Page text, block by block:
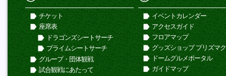
チケット
座席表
ドラゴンズシートサーチ
プライムシートサーチ
グループ・団体観戦
試合観戦にあたって
イベントカレンダー
アクセスガイド
フロアマップ
グッズショップ プリズマ
ドームグルメポータル
ガイドマップ